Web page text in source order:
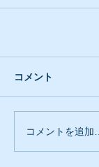
コメント
コメントを追加…